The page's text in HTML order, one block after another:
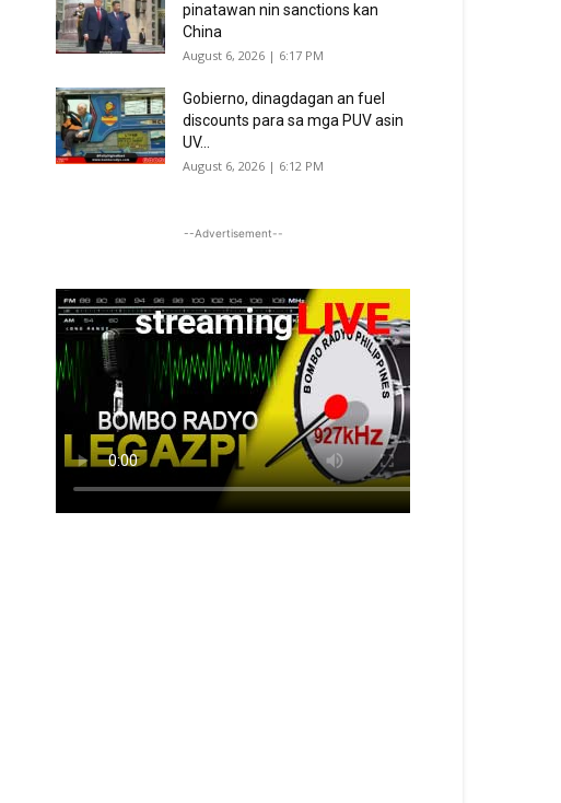
pinatawan nin sanctions kan
China
August 6, 2026 | 6:17 PM
Gobierno, dinagdagan an fuel
discounts para sa mga PUV asin
UV...
August 6, 2026 | 6:12 PM
--Advertisement--